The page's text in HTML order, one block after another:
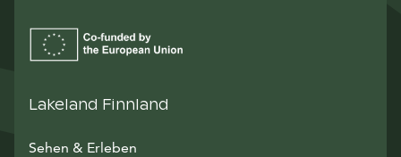
Lakeland Finnland
Sehen & Erleben